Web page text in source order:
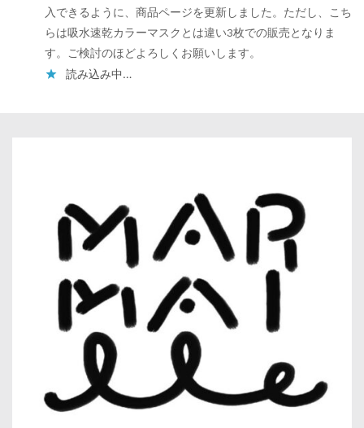
入できるように、商品ページを更新しました。ただし、こち
らは吸水速乾カラーマスクとは違い3枚での販売となりま
す。ご検討のほどよろしくお願いします。
読み込み中…